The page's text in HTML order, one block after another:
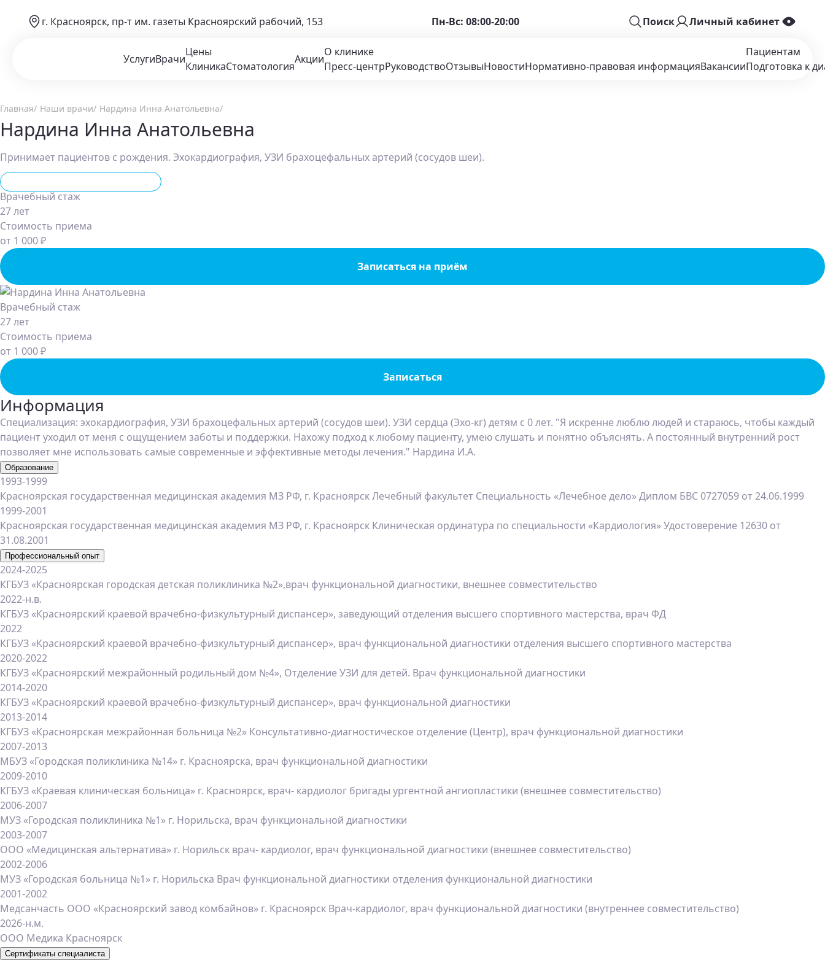
г. Красноярск, пр-т им. газеты Красноярский рабочий, 153 Пн-Вс: 08:00-20:00 Поиск Личный кабинет
УслугиВрачи
Цены
КлиникаСтоматология
Акции
О клинике
Пресс-центрРуководствоОтзывыНовостиНормативно-правовая информацияВакансии
Пациентам
Подготовка к
Главная Наши врачи Нардина Инна Анатольевна
Нардина Инна Анатольевна
Принимает пациентов с рождения. Эхокардиография, УЗИ брахоцефальных артерий (сосудов шеи).
Врачебный стаж
27 лет
Стоимость приема
от 1 000 ₽
Записаться на приём
Врачебный стаж
27 лет
Стоимость приема
от 1 000 ₽
Записаться
Информация
Специализация: эхокардиография, УЗИ брахоцефальных артерий (сосудов шеи). УЗИ сердца (Эхо-кг) детям с 0 лет. "Я искренне люблю людей и стараюсь, чтобы каждый
пациент уходил от меня с ощущением заботы и поддержки. Нахожу подход к любому пациенту, умею слушать и понятно объяснять. А постоянный внутренний рост
позволяет мне использовать самые современные и эффективные методы лечения." Нардина И.А.
Образование
1993-1999
Красноярская государственная медицинская академия МЗ РФ, г. Красноярск Лечебный факультет Специальность «Лечебное дело» Диплом БВС 0727059 от 24.06.1999
1999-2001
Красноярская государственная медицинская академия МЗ РФ, г. Красноярск Клиническая ординатура по специальности «Кардиология» Удостоверение 12630 от
31.08.2001
Профессиональный опыт
2024-2025
КГБУЗ «Красноярская городская детская поликлиника №2»,врач функциональной диагностики, внешнее совместительство
2022-н.в.
КГБУЗ «Красноярский краевой врачебно-физкультурный диспансер», заведующий отделения высшего спортивного мастерства, врач ФД
2022
КГБУЗ «Красноярский краевой врачебно-физкультурный диспансер», врач функциональной диагностики отделения высшего спортивного мастерства
2020-2022
КГБУЗ «Красноярский межрайонный родильный дом №4», Отделение УЗИ для детей. Врач функциональной диагностики
2014-2020
КГБУЗ «Красноярский краевой врачебно-физкультурный диспансер», врач функциональной диагностики
2013-2014
КГБУЗ «Красноярская межрайонная больница №2» Консультативно-диагностическое отделение (Центр), врач функциональной диагностики
2007-2013
МБУЗ «Городская поликлиника №14» г. Красноярска, врач функциональной диагностики
2009-2010
КГБУЗ «Краевая клиническая больница» г. Красноярск, врач- кардиолог бригады ургентной ангиопластики (внешнее совместительство)
2006-2007
МУЗ «Городская поликлиника №1» г. Норильска, врач функциональной диагностики
2003-2007
ООО «Медицинская альтернатива» г. Норильск врач- кардиолог, врач функциональной диагностики (внешнее совместительство)
2002-2006
МУЗ «Городская больница №1» г. Норильска Врач функциональной диагностики отделения функциональной диагностики
2001-2002
Медсанчасть ООО «Красноярский завод комбайнов» г. Красноярск Врач-кардиолог, врач функциональной диагностики (внутреннее совместительство)
2026-н.м.
ООО Медика Красноярск
Сертификаты специалиста